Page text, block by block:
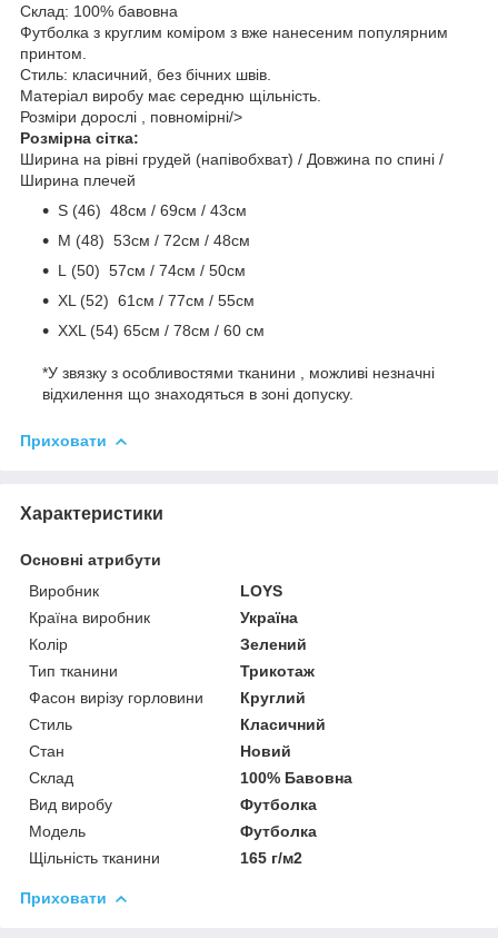
Склад: 100% бавовна
Футболка з круглим коміром з вже нанесеним популярним
принтом.
Стиль: класичний, без бічних швів.
Матеріал виробу має середню щільність.
Розміри дорослі , повномірні/>
Розмірна сітка:
Ширина на рівні грудей (напівобхват) / Довжина по спині /
Ширина плечей
S (46) 48cм / 69cм / 43см
M (48) 53см / 72см / 48cм
L (50) 57см / 74см / 50см
ХL (52) 61см / 77см / 55см
ХХL (54) 65см / 78см / 60 см
*У звязку з особливостями тканини , можливі незначні
відхилення що знаходяться в зоні допуску.
Приховати
Характеристики
Основні атрибути
Виробник
LOYS
Країна виробник
Україна
Колір
Зелений
Тип тканини
Трикотаж
Фасон вирізу горловини
Круглий
Стиль
Класичний
Стан
Новий
Склад
100% Бавовна
Вид виробу
Футболка
Модель
Футболка
Щільність тканини
165 г/м2
Приховати